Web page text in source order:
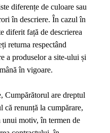
diferențe de culoare sau
în descriere. În cazul în
diferit față de descrierea
returna respectând
a produselor a site-ului și
în vigoare.
Cumpărătorul are dreptul
că renunță la cumpărare,
unui motiv, în termen de